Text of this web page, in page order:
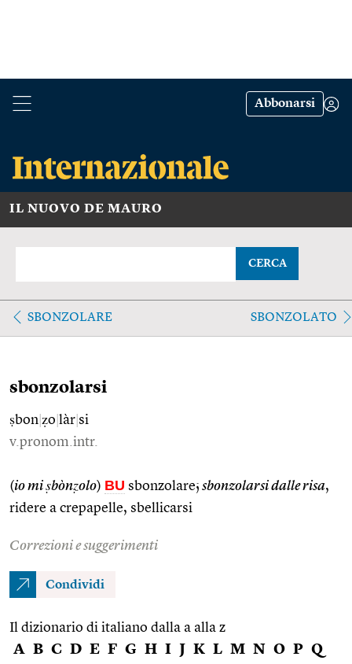
Abbonarsi
IL NUOVO DE MAURO
CERCA
SBONZOLARE SBONZOLATO
sbonzolarsi
ṣbon ẓo làr si
v.pronom.intr.
(io mi ṣbònẓolo) BU sbonzolare; sbonzolarsi dalle risa,
ridere a crepapelle, sbellicarsi
Correzioni e suggerimenti
Condividi
Il dizionario di italiano dalla a alla z
A B C D E F G H I J K L M N O P Q